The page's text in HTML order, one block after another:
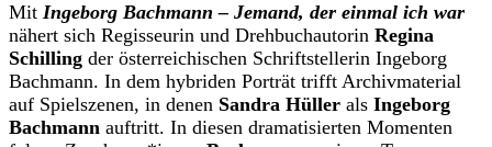
Mit Ingeborg Bachmann – Jemand, der einmal ich war
nähert sich Regisseurin und Drehbuchautorin Regina
Schilling der österreichischen Schriftstellerin Ingeborg
Bachmann. In dem hybriden Porträt trifft Archivmaterial
auf Spielszenen, in denen Sandra Hüller als Ingeborg
Bachmann auftritt. In diesen dramatisierten Momenten